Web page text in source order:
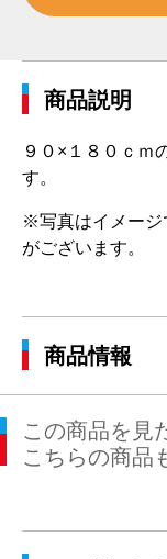
商品説明
９０×１８０ｃｍ
す。
※写真はイメージ
がございます。
商品情報
この商品を見
こちらの商品